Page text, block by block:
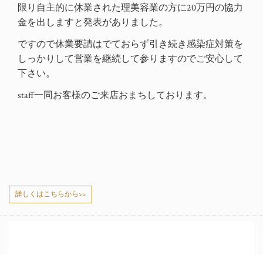
限り自主的に休業された理美容業の方に20万円の協力
金を出しますと発表がありました。
ですので休業要請はでておらず引き続き感染症対策を
しっかりして営業を継続して参りますのでご安心して
下さい。
staff一同お客様のご来店おまちしております。
詳しくはこちらから>>